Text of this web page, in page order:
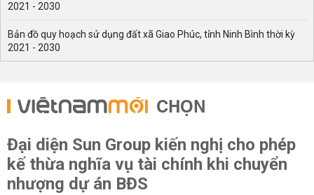
2021 - 2030
Bản đồ quy hoạch sử dụng đất xã Giao Phúc, tỉnh Ninh Bình thời kỳ
2021 - 2030
CHỌN
Đại diện Sun Group kiến nghị cho phép
kế thừa nghĩa vụ tài chính khi chuyển
nhượng dự án BĐS